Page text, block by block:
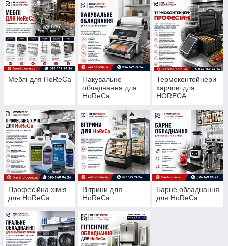
Меблі для HoReCa
Пакувальне
обладнання для
HoReCa
Термоконтейнери
харчові для
HORECA
Професійна хімія
для HoReCa
Вітрини для
HoReCa
Барне обладнання
для HoReCa